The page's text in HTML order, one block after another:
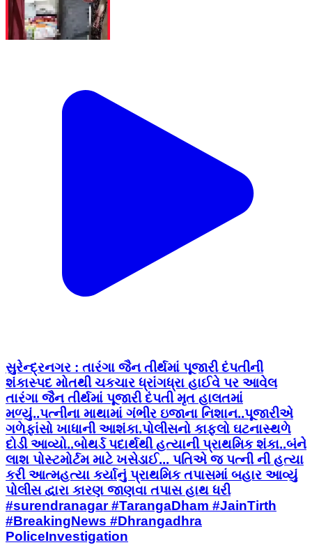
સુરેન્દ્રનગર : તારંગા જૈન તીર્થમાં પૂજારી દંપતીની
શંકાસ્પદ મોતથી ચકચાર ધ્રાંગધ્રા હાઈવે પર આવેલ
તારંગા જૈન તીર્થમાં પૂજારી દંપતી મૃત હાલતમાં
મળ્યું..પત્નીના માથામાં ગંભીર ઇજાના નિશાન..પૂજારીએ
ગળેફાંસો ખાધાની આશંકા.પોલીસનો કાફલો ઘટનાસ્થળે
દોડી આવ્યો..બોથર્ડ પદાર્થથી હત્યાની પ્રાથમિક શંકા..બંને
લાશ પોસ્ટમોર્ટમ માટે ખસેડાઈ... પતિએ જ પત્ની ની હત્યા
કરી આત્મહત્યા કર્યાનું પ્રાથમિક તપાસમાં બહાર આવ્યું
પોલીસ દ્વારા કારણ જાણવા તપાસ હાથ ધરી
#surendranagar #TarangaDham #JainTirth
#BreakingNews #Dhrangadhra
PoliceInvestigation